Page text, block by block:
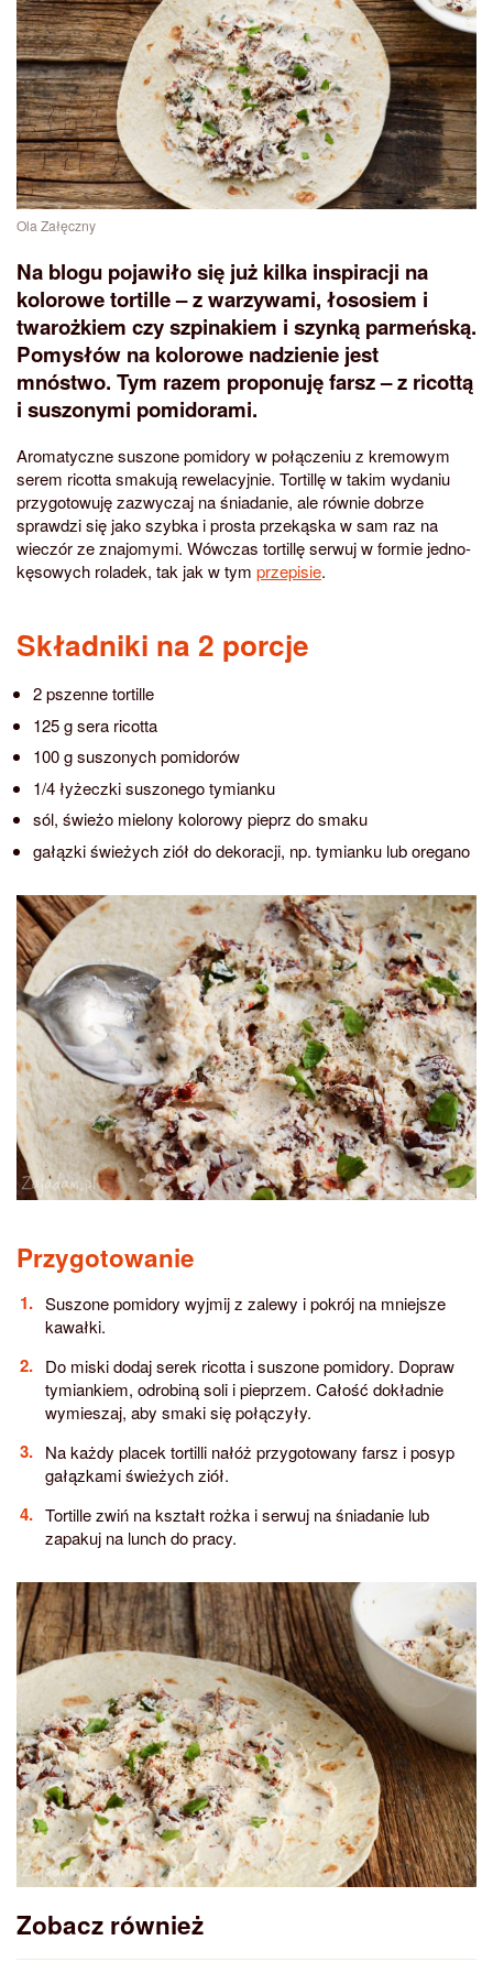
Ola Załęczny
Na blogu pojawiło się już kilka inspiracji na
kolorowe tortille – z warzywami, łososiem i
twarożkiem czy szpinakiem i szynką parmeńską.
Pomysłów na kolorowe nadzienie jest
mnóstwo. Tym razem proponuję farsz – z ricottą
i suszonymi pomidorami.
Aromatyczne suszone pomidory w połączeniu z kremowym
serem ricotta smakują rewelacyjnie. Tortillę w takim wydaniu
przygotowuję zazwyczaj na śniadanie, ale równie dobrze
sprawdzi się jako szybka i prosta przekąska w sam raz na
wieczór ze znajomymi. Wówczas tortillę serwuj w formie jedno-
kęsowych roladek, tak jak w tym przepisie.
Składniki na 2 porcje
2 pszenne tortille
125 g sera ricotta
100 g suszonych pomidorów
1/4 łyżeczki suszonego tymianku
sól, świeżo mielony kolorowy pieprz do smaku
gałązki świeżych ziół do dekoracji, np. tymianku lub oregano
Przygotowanie
Suszone pomidory wyjmij z zalewy i pokrój na mniejsze
kawałki.
Do miski dodaj serek ricotta i suszone pomidory. Dopraw
tymiankiem, odrobiną soli i pieprzem. Całość dokładnie
wymieszaj, aby smaki się połączyły.
Na każdy placek tortilli nałóż przygotowany farsz i posyp
gałązkami świeżych ziół.
Tortille zwiń na kształt rożka i serwuj na śniadanie lub
zapakuj na lunch do pracy.
Zobacz również